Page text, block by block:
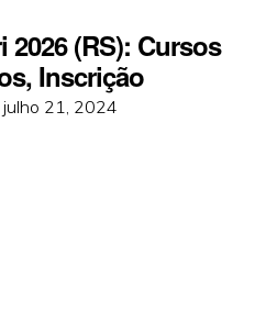
2026 (RS): Cursos
Inscrição
Posted
julho 21, 2024